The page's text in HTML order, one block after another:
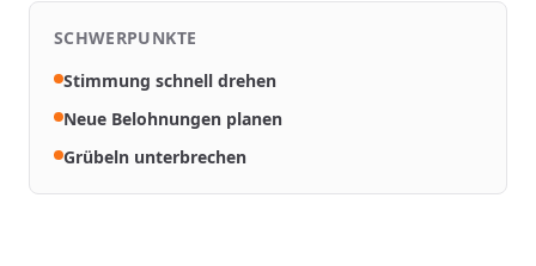
SCHWERPUNKTE
Stimmung schnell drehen
Neue Belohnungen planen
Grübeln unterbrechen